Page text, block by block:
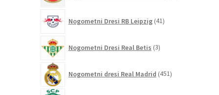
Nogometni Dresi RB Leipzig 41izdelkov
Nogometni Dresi Real Betis 3izdelki
Nogometni dresi Real Madrid 451izdelkov